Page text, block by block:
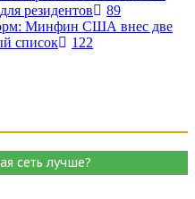
резидентов
89
Минфин США внес две
список
122
сеть лучше?